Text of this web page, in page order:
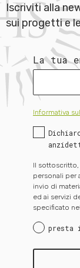
Iscriviti alla
sui progetti e
La tua
Informativa
Il sottoscritto,
personali per
invio di
ed ai servizi
specificato
presta